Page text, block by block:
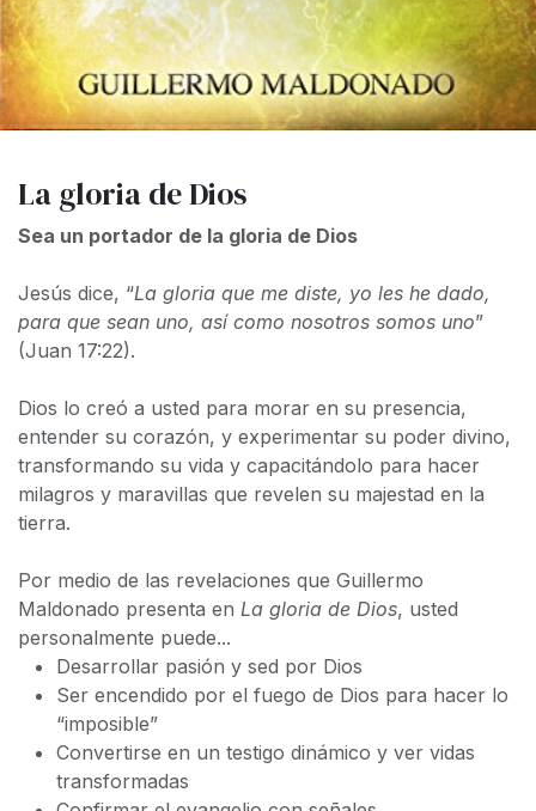
La gloria de Dios
Sea un portador de la gloria de Dios
Jesús dice, “La gloria que me diste, yo les he dado,
para que sean uno, así como nosotros somos uno”
(Juan 17:22).
Dios lo creó a usted para morar en su presencia,
entender su corazón, y experimentar su poder divino,
transformando su vida y capacitándolo para hacer
milagros y maravillas que revelen su majestad en la
tierra.
Por medio de las revelaciones que Guillermo
Maldonado presenta en La gloria de Dios, usted
personalmente puede...
Desarrollar pasión y sed por Dios
Ser encendido por el fuego de Dios para hacer lo
“imposible”
Convertirse en un testigo dinámico y ver vidas
transformadas